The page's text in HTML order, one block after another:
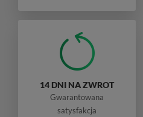
14 DNI NA ZWROT
Gwarantowana
satysfakcja